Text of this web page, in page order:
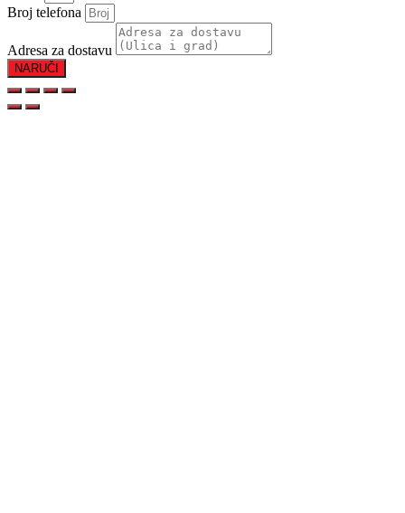
Broj telefona
Adresa za dostavu
NARUČI